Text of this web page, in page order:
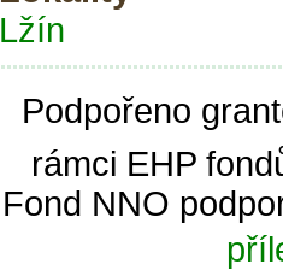
Lžín
Podpořeno
rámci EHP
Fond NNO